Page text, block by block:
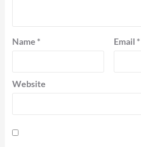
Name * Email *
Website